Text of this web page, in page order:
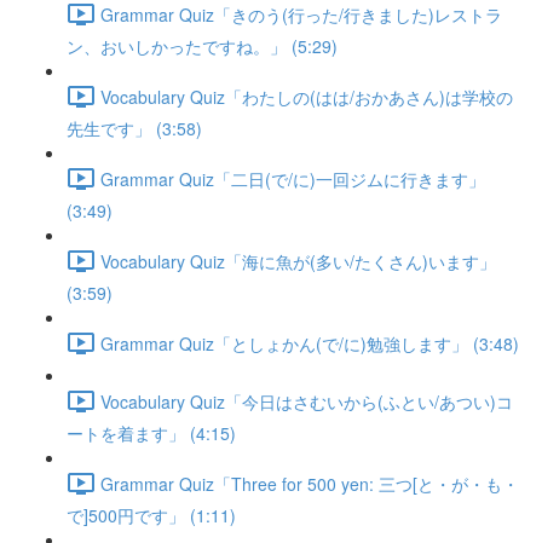
Grammar Quiz「きのう(行った/行きました)レストラ
ン、おいしかったですね。」 (5:29)
Vocabulary Quiz「わたしの(はは/おかあさん)は学校の
先生です」 (3:58)
Grammar Quiz「二日(で/に)一回ジムに行きます」
(3:49)
Vocabulary Quiz「海に魚が(多い/たくさん)います」
(3:59)
Grammar Quiz「としょかん(で/に)勉強します」 (3:48)
Vocabulary Quiz「今日はさむいから(ふとい/あつい)コ
ートを着ます」 (4:15)
Grammar Quiz「Three for 500 yen: 三つ[と・が・も・
で]500円です」 (1:11)